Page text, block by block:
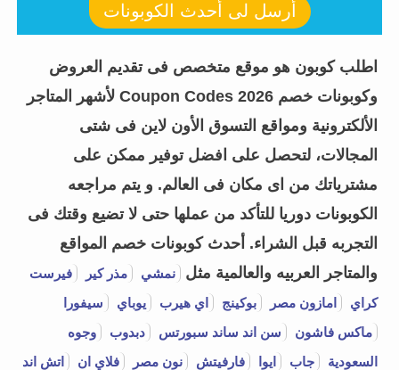
أرسل لى أحدث الكوبونات
اطلب كوبون هو موقع متخصص فى تقديم العروض
وكوبونات خصم Coupon Codes 2026 لأشهر المتاجر
الألكترونية ومواقع التسوق الأون لاين فى شتى
المجالات، لتحصل على افضل توفير ممكن على
مشترياتك من اى مكان فى العالم. و يتم مراجعه
الكوبونات دوريا للتأكد من عملها حتى لا تضيع وقتك فى
التجربه قبل الشراء. أحدث كوبونات خصم المواقع
والمتاجر العربيه والعالمية مثل
نمشي مذر كير
فيرست
كراي
امازون مصر بوكينج اي هيرب يوباي
سيفورا
ماكس فاشون
سن اند ساند سبورتس دبدوب
وجوه
السعودية
جاب ايوا فارفيتش نون مصر فلاي ان
اتش اند